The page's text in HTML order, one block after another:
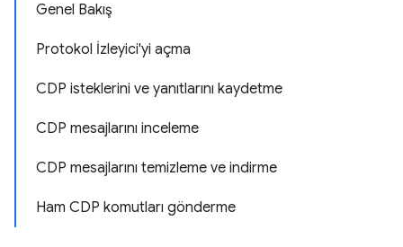
Genel Bakış
Protokol İzleyici'yi açma
CDP isteklerini ve yanıtlarını kaydetme
CDP mesajlarını inceleme
CDP mesajlarını temizleme ve indirme
Ham CDP komutları gönderme